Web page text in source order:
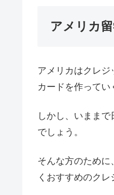
アメリカ
アメリカはクレジ
カードを作ってい
しかし、いまま
でしょう。
そんな方のため
くおすすめのクレ